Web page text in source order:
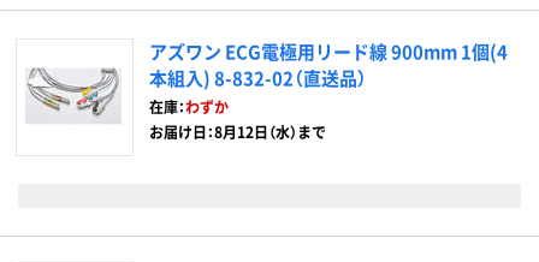
アズワン ECG電極用リード線 900mm 1個(4
本組入) 8-832-02（直送品）
在庫：わずか
お届け日：8月12日（水）まで